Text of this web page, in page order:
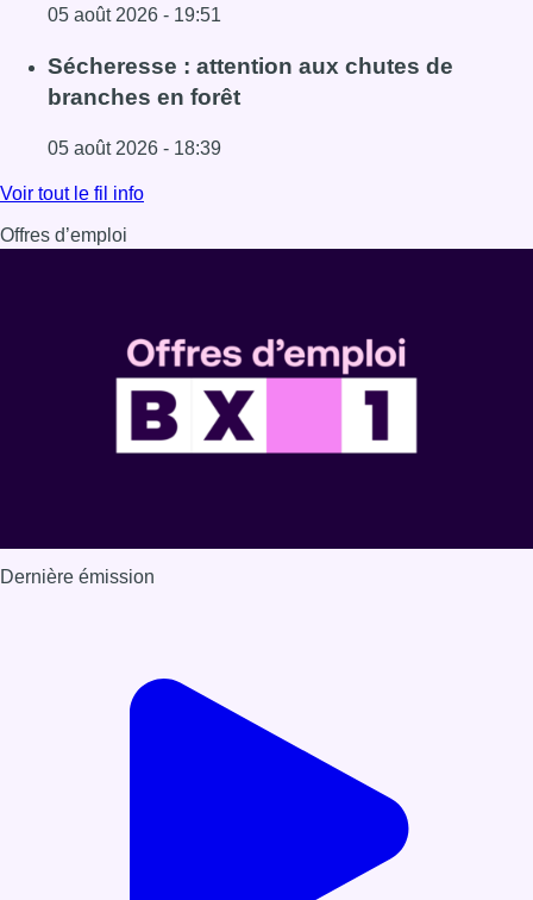
05 août 2026 - 19:51
Lire l'article Le siège bruxellois d’AXA fermé plusieurs
Sécheresse : attention aux chutes de
branches en forêt
05 août 2026 - 18:39
Lire l'article Sécheresse : attention aux chutes de
Voir tout le fil info
Offres d’emploi
Dernière émission